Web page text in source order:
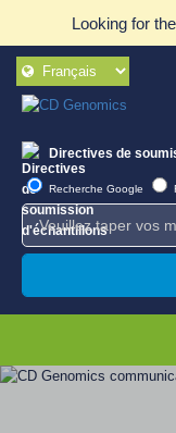
Looking for
Directives de
Recherche Google